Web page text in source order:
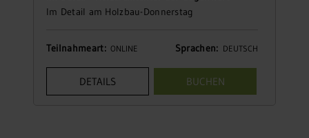
Im Detail am Holzbau-Donnerstag
Teilnahmeart:ONLINE Sprachen: DEUTSCH
DETAILS BUCHEN